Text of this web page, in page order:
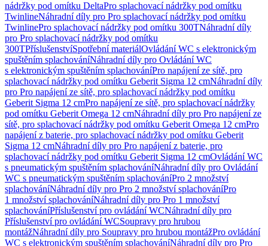
nádržky pod omítku DeltaPro splachovací nádržky pod omítku
TwinlineNáhradní díly pro Pro splachovací nádržky pod omítku
TwinlinePro splachovací nádržky pod omítku 300TNáhradní díly
pro Pro splachovací nádržky pod omítku
300TPříslušenstvíSpotřební materiálOvládání WC s elektronickým
spuštěním splachováníNáhradní díly pro Ovládání WC
s elektronickým spuštěním splachováníPro napájení ze sítě, pro
splachovací nádržky pod omítku Geberit Sigma 12 cmNáhradní díly
pro Pro napájení ze sítě, pro splachovací nádržky pod omítku
Geberit Sigma 12 cmPro napájení ze sítě, pro splachovací nádržky
pod omítku Geberit Omega 12 cmNáhradní díly pro Pro napájení ze
sítě, pro splachovací nádržky pod omítku Geberit Omega 12 cmPro
napájení z baterie, pro splachovací nádržky pod omítku Geberit
Sigma 12 cmNáhradní díly pro Pro napájení z baterie, pro
splachovací nádržky pod omítku Geberit Sigma 12 cmOvládání WC
s pneumatickým spuštěním splachováníNáhradní díly pro Ovládání
WC s pneumatickým spuštěním splachováníPro 2 množství
splachováníNáhradní díly pro Pro 2 množství splachováníPro
1 množství splachováníNáhradní díly pro Pro 1 množství
splachováníPříslušenství pro ovládání WCNáhradní díly pro
Příslušenství pro ovládání WCSoupravy pro hrubou
montážNáhradní díly pro Soupravy pro hrubou montážPro ovládání
WC s elektronickým spuštěním splachováníNáhradní díly pro Pro